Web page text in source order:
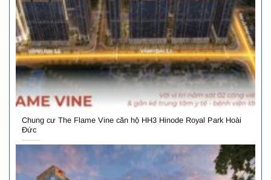
Chung cư The Flame Vine căn hộ HH3 Hinode Royal Park Hoài
Đức